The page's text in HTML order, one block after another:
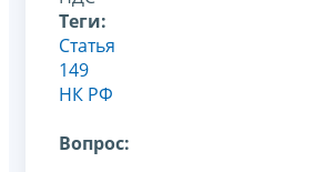
Теги:
Статья
149
НК РФ
Вопрос: